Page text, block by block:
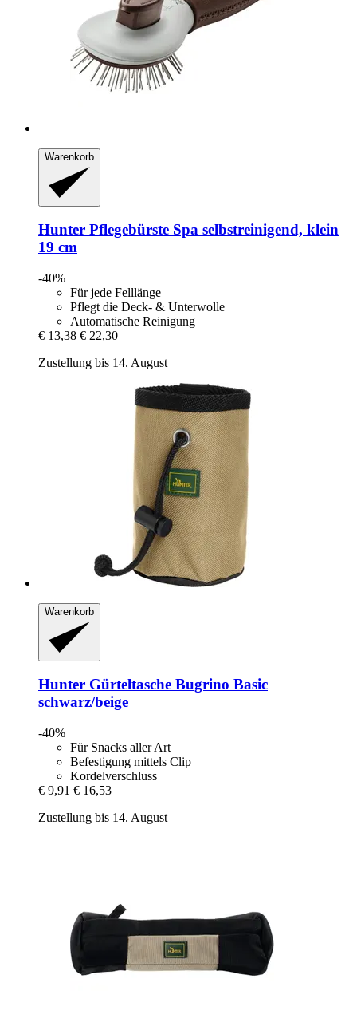
Warenkorb
Hunter Pflegebürste Spa selbstreinigend, klein
19 cm
-40%
Für jede Felllänge
Pflegt die Deck- & Unterwolle
Automatische Reinigung
€ 13,38 € 22,30
Zustellung bis 14. August
Warenkorb
Hunter Gürteltasche Bugrino Basic
schwarz/beige
-40%
Für Snacks aller Art
Befestigung mittels Clip
Kordelverschluss
€ 9,91 € 16,53
Zustellung bis 14. August